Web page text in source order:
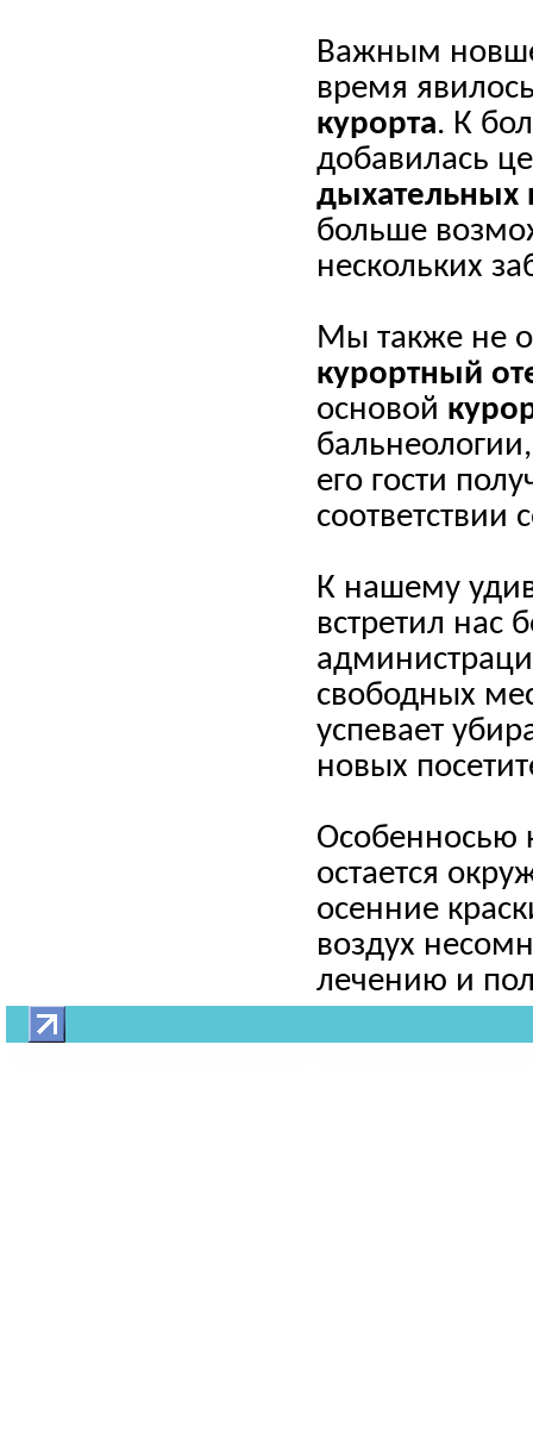
Важным
время
курорта. К
добавилась
дыхательных
больше
нескольких
Мы также не
курортный
основой
его гости
К нашему
встретил нас
свободных
успевает
новых
Особенносью
остается
осенние
воздух
лечению и